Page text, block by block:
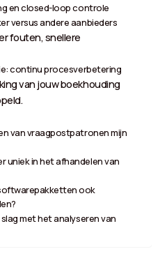
en closed-loop controle
versus andere aanbieders
fouten, snellere
continu procesverbetering
van jouw boekhouding
van vraagpostpatronen mijn
uniek in het afhandelen van
ook
met het analyseren van